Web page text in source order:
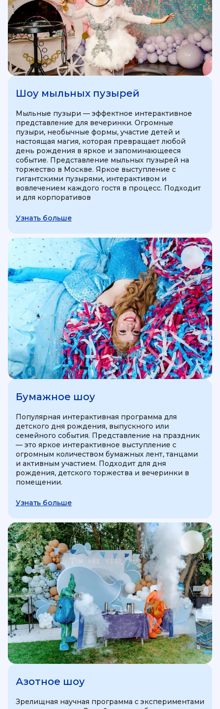
Шоу мыльных пузырей
Мыльные пузыри — эффектное интерактивное
представление для вечеринки. Огромные
пузыри, необычные формы, участие детей и
настоящая магия, которая превращает любой
день рождения в яркое и запоминающееся
событие. Представление мыльных пузырей на
торжество в Москве. Яркое выступление с
гигантскими пузырями, интерактивом и
вовлечением каждого гостя в процесс. Подходит
и для корпоративов
Узнать больше
Бумажное шоу
Популярная интерактивная программа для
детского дня рождения, выпускного или
семейного события. Представление на праздник
— это яркое интерактивное выступление с
огромным количеством бумажных лент, танцами
и активным участием. Подходит для дня
рождения, детского торжества и вечеринки в
помещении.
Узнать больше
Азотное шоу
Зрелищная научная программа с экспериментами